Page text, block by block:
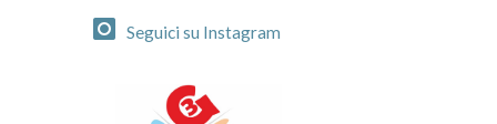
Seguici su Instagram